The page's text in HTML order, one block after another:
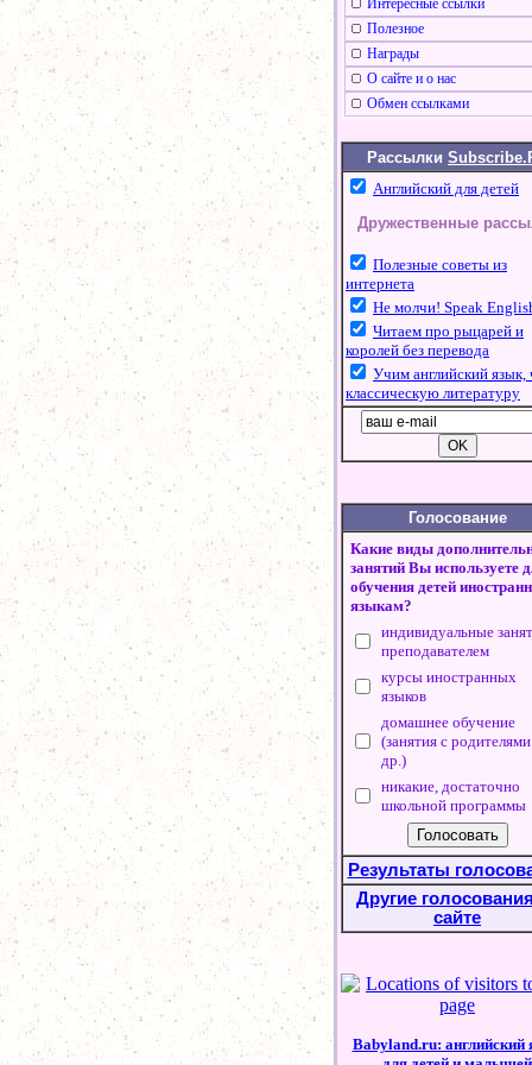
Интересные ссылки
Полезное
Награды
О сайте и о нас
Обмен ссылками
Рассылки
Английский для детей
Дружественные
Полезные советы из
интернета
Не молчи! Speak
Читаем про рыцарей и
королей без перевода
Учим английский язык,
классическую литературу
Голосование
Какие виды
занятий Вы используете
обучения детей
языкам?
индивидуальные
преподавателем
курсы иностранных
языков
домашнее обучение
(занятия с
др.)
никакие, достаточно
школьной программы
Результаты
Другие
сайте
Babyland.ru: английский